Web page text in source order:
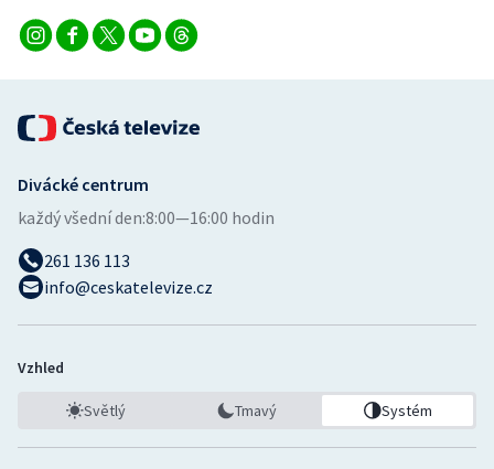
Ostatní
Divácké centrum
každý všední den:8:00—16:00 hodin
261 136 113
info@ceskatelevize.cz
Vzhled
Světlý Tmavý Systém